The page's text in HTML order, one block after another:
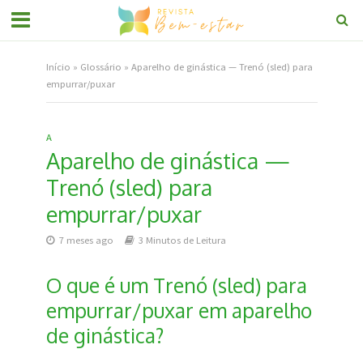
Início » Glossário » Aparelho de ginástica — Trenó (sled) para
empurrar/puxar
A
Aparelho de ginástica —
Trenó (sled) para
empurrar/puxar
7 meses ago 3 Minutos de Leitura
O que é um Trenó (sled) para
empurrar/puxar em aparelho
de ginástica?